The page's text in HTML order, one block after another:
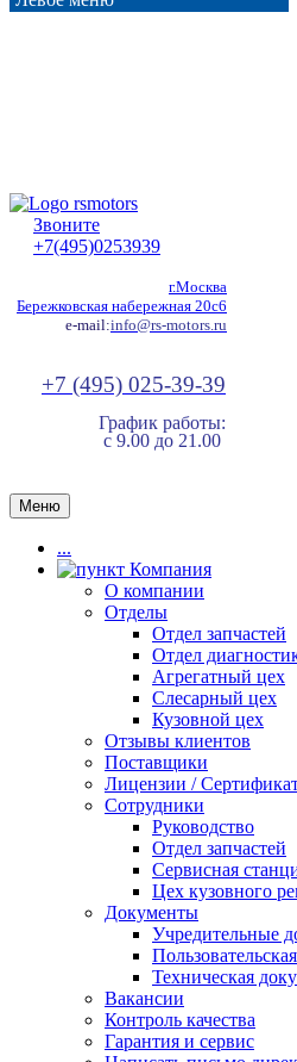
Звоните
+7(495)0253939
г.Москва
Бережковская набережная 20с6
e-mail:info@rs-motors.ru
+7 (495) 025-39-39
График работы:
с 9.00 до 21.00
Меню
...
Компания
О компании
Отделы
Отдел запчастей
Отдел
Агрегатный цех
Слесарный цех
Кузовной цех
Отзывы клиентов
Поставщики
Лицензии /
Сотрудники
Руководство
Отдел запчастей
Сервисная
Цех кузовного
Документы
Учредительные
Техническая
Вакансии
Контроль качества
Гарантия и сервис